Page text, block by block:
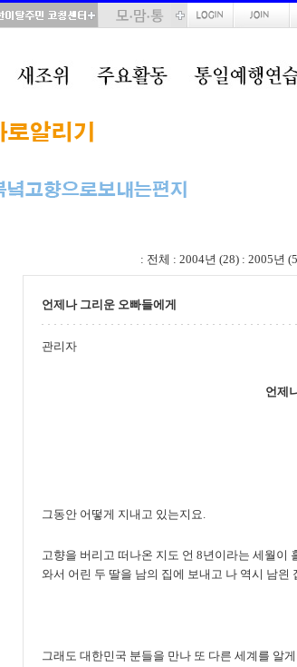
: 전체 : 2004년 (28) : 2005년
언제나 그리운 오빠들에게
관리자
언제
그동안 어떻게 지내고 있는지요.
고향을 버리고 떠나온 지도 언 8년이라는 세월이
와서 어린 두 딸을 남의 집에 보내고 나 역시 남
그래도 대한민국 분들을 만나 또 다른 세계를 알